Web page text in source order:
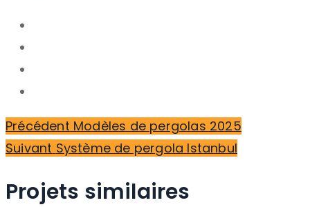
Navigation
des
articles
Précédent Article
précédent :
Modèles de pergolas 2025
Suivant Article
Système de pergola Istanbul
Projets similaires